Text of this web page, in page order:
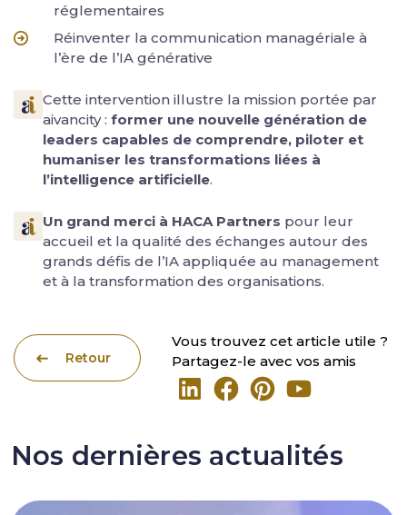
réglementaires
Réinventer la communication managériale à
l’ère de l’IA générative
Cette intervention illustre la mission portée par
aivancity : former une nouvelle génération de
leaders capables de comprendre, piloter et
humaniser les transformations liées à
l’intelligence artificielle.
Un grand merci à HACA Partners pour leur
accueil et la qualité des échanges autour des
grands défis de l’IA appliquée au management
et à la transformation des organisations.
Retour
Vous trouvez cet article utile ?
Partagez-le avec vos amis
Nos dernières actualités